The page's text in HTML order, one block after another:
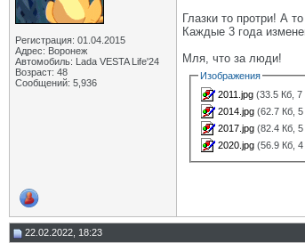
Регистрация: 01.04.2015
Адрес: Воронеж
Автомобиль: Lada VESTA Life'24
Возраст: 48
Сообщений: 5,936
Глазки то протри! А
Каждые 3 года
Мля, что за люди!
Изображения
2011.jpg (33.5 Кб, 7
2014.jpg (62.7 Кб,
2017.jpg (82.4 Кб,
2020.jpg (56.9 Кб,
22.02.2022, 18:23